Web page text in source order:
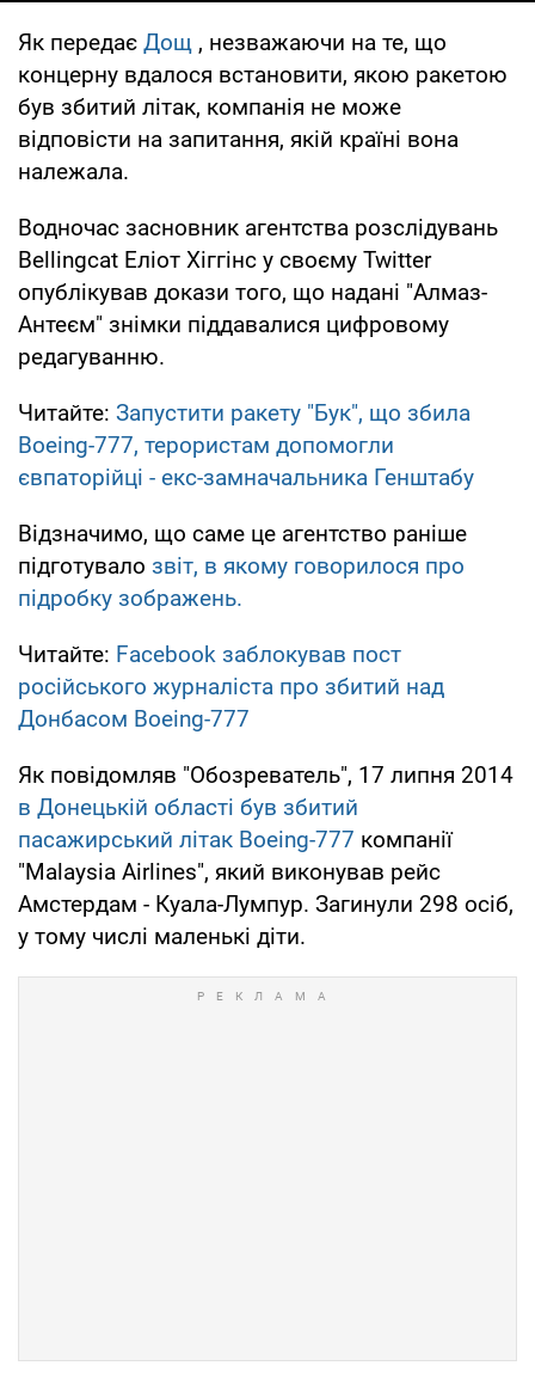
Як передає Дощ , незважаючи на те, що
концерну вдалося встановити, якою ракетою
був збитий літак, компанія не може
відповісти на запитання, якій країні вона
належала.
Водночас засновник агентства розслідувань
Bellingcat Еліот Хіггінс у своєму Twitter
опублікував докази того, що надані "Алмаз-
Антеєм" знімки піддавалися цифровому
редагуванню.
Читайте: Запустити ракету "Бук", що збила
Boeing-777, терористам допомогли
євпаторійці - екс-замначальника Генштабу
Відзначимо, що саме це агентство раніше
підготувало звіт, в якому говорилося про
підробку зображень.
Читайте: Facebook заблокував пост
російського журналіста про збитий над
Донбасом Boeing-777
Як повідомляв "Обозреватель", 17 липня 2014
в Донецькій області був збитий
пасажирський літак Boeing-777 компанії
"Malaysia Airlines", який виконував рейс
Амстердам - Куала-Лумпур. Загинули 298 осіб,
у тому числі маленькі діти.